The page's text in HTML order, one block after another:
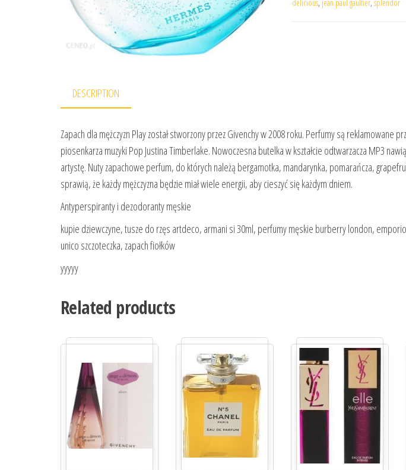
delicious, jean paul gaultier, splendor
DESCRIPTION
Zapach dla mężczyzn Play został stworzony przez Givenchy w 2008 roku. Perfumy są reklamowane
piosenkarza muzyki Pop Justina Timberlake. Nowoczesna butelka w kształcie odtwarzacza MP3
artystę. Nuty zapachowe perfum, do których należą bergamotka, mandarynka, pomarańcza,
sprawią, że każdy mężczyzna będzie miał wiele energii, aby cieszyć się każdym dniem.
Antyperspiranty i dezodoranty męskie
kupie dziewczyne, tusze do rzęs artdeco, armani si 30ml, perfumy męskie burberry london,
unico szczoteczka, zapach fiołków
yyyyy
Related products